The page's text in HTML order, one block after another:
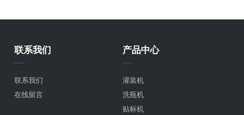
联系我们
联系我们
在线留言
产品中心
灌装机
洗瓶机
贴标机